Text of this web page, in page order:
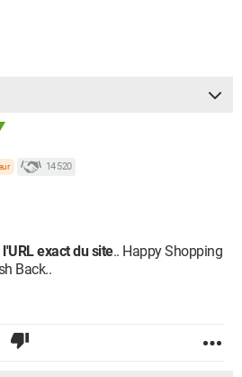
14 520
exact du site.. Happy Shopping
Back..